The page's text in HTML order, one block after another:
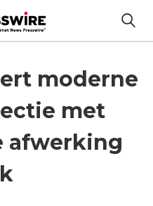
moderne
met
afwerking